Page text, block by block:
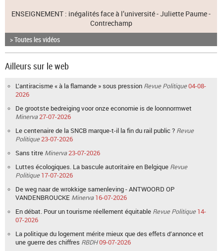
ENSEIGNEMENT : inégalités face à l’université - Juliette Paume -
Contrechamp
> Toutes les vidéos
Ailleurs sur le web
L’antiracisme « à la flamande » sous pression Revue Politique04-08-
2026
De grootste bedreiging voor onze economie is de loonnormwet
Minerva27-07-2026
Le centenaire de la SNCB marque-t-il la fin du rail public ? Revue
Politique23-07-2026
Sans titre Minerva23-07-2026
Luttes écologiques. La bascule autoritaire en Belgique Revue
Politique 17-07-2026
De weg naar de wrokkige samenleving - ANTWOORD OP
VANDENBROUCKE Minerva 16-07-2026
En débat. Pour un tourisme réellement équitable Revue Politique 14-
07-2026
La politique du logement mérite mieux que des effets d’annonce et
une guerre des chiffres RBDH09-07-2026